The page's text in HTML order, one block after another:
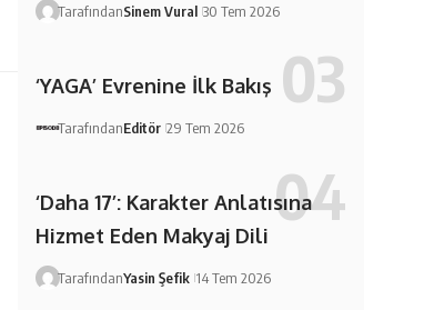
TarafındanSinem Vural 30 Tem 2026
‘YAGA’ Evrenine İlk Bakış
TarafındanEditör 29 Tem 2026
‘Daha 17’: Karakter Anlatısına
Hizmet Eden Makyaj Dili
TarafındanYasin Şefik 14 Tem 2026